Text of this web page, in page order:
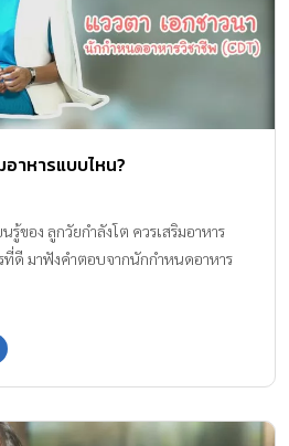
าหารแบบไหน?
รู้ของ ลูกวัยกำลังโต ควรเสริมอาหาร
ดี มาฟังคำตอบจากนักกำหนดอาหาร